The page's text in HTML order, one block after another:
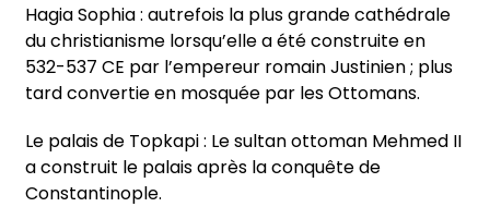
Hagia Sophia : autrefois la plus grande cathédrale
du christianisme lorsqu’elle a été construite en
532-537 CE par l’empereur romain Justinien ; plus
tard convertie en mosquée par les Ottomans.
Le palais de Topkapi : Le sultan ottoman Mehmed II
a construit le palais après la conquête de
Constantinople.